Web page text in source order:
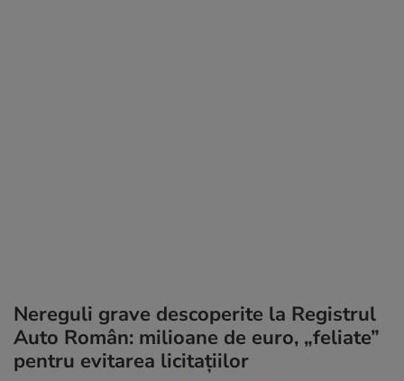
Nereguli grave descoperite la Registrul
Auto Român: milioane de euro, „feliate”
pentru evitarea licitațiilor